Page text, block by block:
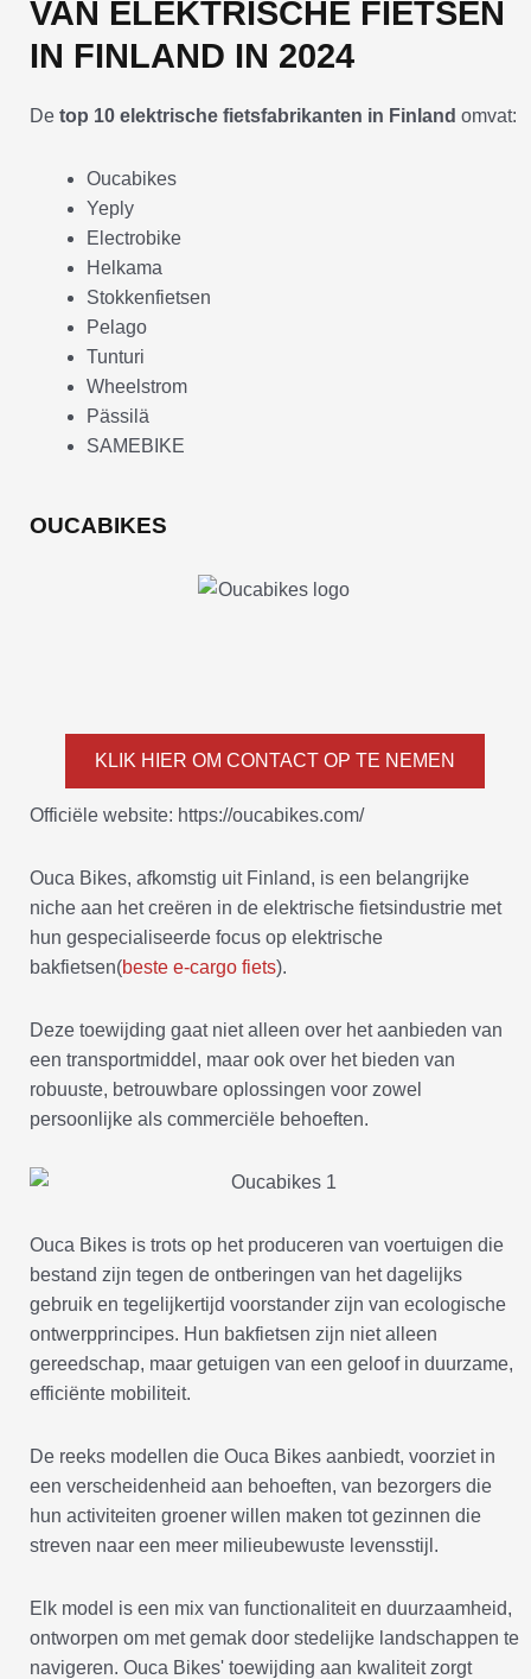
VAN ELEKTRISCHE FIETSEN
IN FINLAND IN 2024
De top 10 elektrische fietsfabrikanten in Finland omvat:
Oucabikes
Yeply
Electrobike
Helkama
Stokkenfietsen
Pelago
Tunturi
Wheelstrom
Pässilä
SAMEBIKE
OUCABIKES
KLIK HIER OM CONTACT OP TE NEMEN
Officiële website: https://oucabikes.com/
Ouca Bikes, afkomstig uit Finland, is een belangrijke
niche aan het creëren in de elektrische fietsindustrie met
hun gespecialiseerde focus op elektrische
bakfietsen(beste e-cargo fiets).
Deze toewijding gaat niet alleen over het aanbieden van
een transportmiddel, maar ook over het bieden van
robuuste, betrouwbare oplossingen voor zowel
persoonlijke als commerciële behoeften.
Ouca Bikes is trots op het produceren van voertuigen die
bestand zijn tegen de ontberingen van het dagelijks
gebruik en tegelijkertijd voorstander zijn van ecologische
ontwerpprincipes. Hun bakfietsen zijn niet alleen
gereedschap, maar getuigen van een geloof in duurzame,
efficiënte mobiliteit.
De reeks modellen die Ouca Bikes aanbiedt, voorziet in
een verscheidenheid aan behoeften, van bezorgers die
hun activiteiten groener willen maken tot gezinnen die
streven naar een meer milieubewuste levensstijl.
Elk model is een mix van functionaliteit en duurzaamheid,
ontworpen om met gemak door stedelijke landschappen te
navigeren. Ouca Bikes' toewijding aan kwaliteit zorgt